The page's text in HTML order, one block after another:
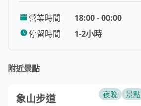
化。 營業時間
18:00 - 00:00
停留時間
1-2小時
附近景點
象山步道 夜晚 景點